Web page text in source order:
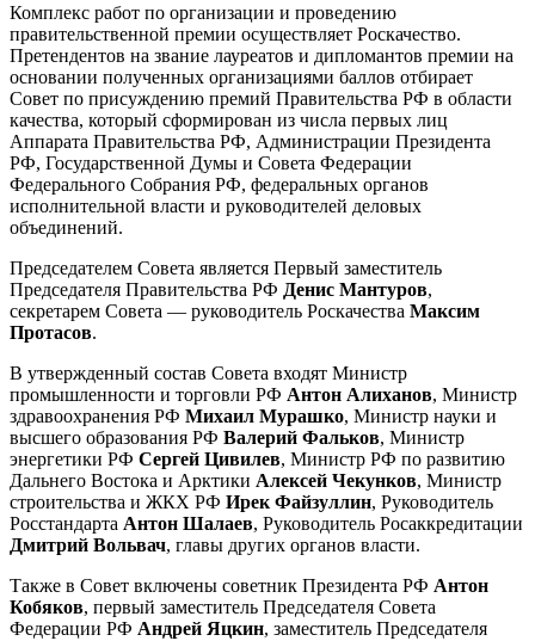
Комплекс работ по организации и проведению
правительственной премии осуществляет Роскачество.
Претендентов на звание лауреатов и дипломантов премии на
основании полученных организациями баллов отбирает
Совет по присуждению премий Правительства РФ в области
качества, который сформирован из числа первых лиц
Аппарата Правительства РФ, Администрации Президента
РФ, Государственной Думы и Совета Федерации
Федерального Собрания РФ, федеральных органов
исполнительной власти и руководителей деловых
объединений.
Председателем Совета является Первый заместитель
Председателя Правительства РФ Денис Мантуров,
секретарем Совета — руководитель Роскачества Максим
Протасов.
В утвержденный состав Совета входят Министр
промышленности и торговли РФ Антон Алиханов, Министр
здравоохранения РФ Михаил Мурашко, Министр науки и
высшего образования РФ Валерий Фальков, Министр
энергетики РФ Сергей Цивилев, Министр РФ по развитию
Дальнего Востока и Арктики Алексей Чекунков, Министр
строительства и ЖКХ РФ Ирек Файзуллин, Руководитель
Росстандарта Антон Шалаев, Руководитель Росаккредитации
Дмитрий Вольвач, главы других органов власти.
Также в Совет включены советник Президента РФ Антон
Кобяков, первый заместитель Председателя Совета
Федерации РФ Андрей Яцкин, заместитель Председателя